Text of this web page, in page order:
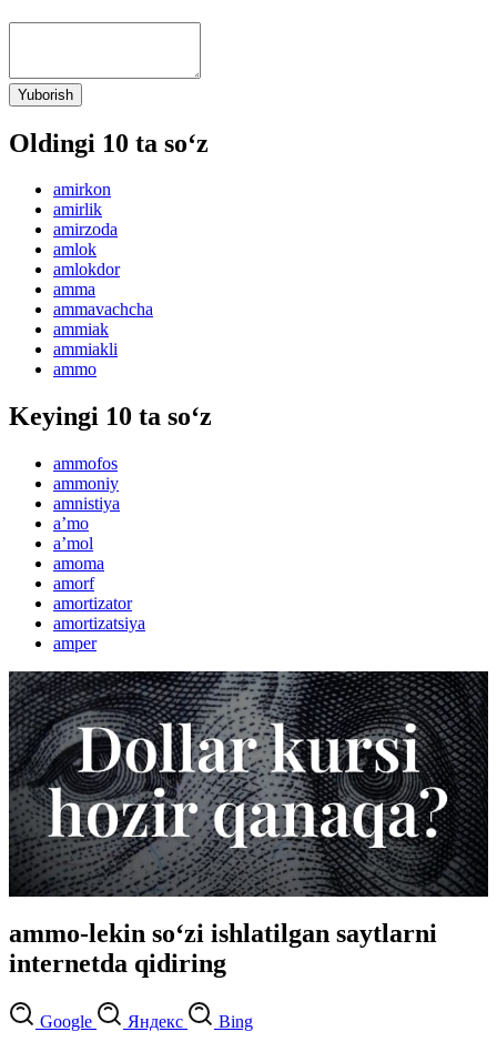
Yuborish
Oldingi 10 ta so‘z
amirkon
amirlik
amirzoda
amlok
amlokdor
amma
ammavachcha
ammiak
ammiakli
ammo
Keyingi 10 ta so‘z
ammofos
ammoniy
amnistiya
aʼmo
aʼmol
amoma
amorf
amortizator
amortizatsiya
amper
ammo-lekin so‘zi ishlatilgan saytlarni
internetda qidiring
Google Яндекс Bing